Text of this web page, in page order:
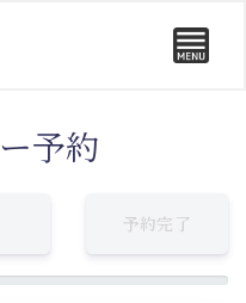
予約
予約完了